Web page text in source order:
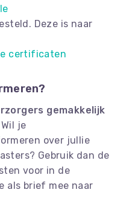
Deze is naar
certificaten
gemakkelijk
je
over jullie
Gebruik dan de
voor in de
als brief mee naar